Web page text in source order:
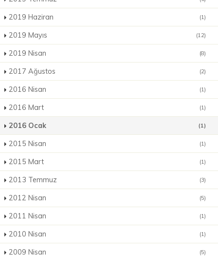
2019 Haziran (1)
2019 Mayıs (12)
2019 Nisan (8)
2017 Ağustos (2)
2016 Nisan (1)
2016 Mart (1)
2016 Ocak (1)
2015 Nisan (1)
2015 Mart (1)
2013 Temmuz (3)
2012 Nisan (5)
2011 Nisan (1)
2010 Nisan (1)
2009 Nisan (5)